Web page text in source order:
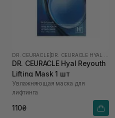
DR. CEURACLE
DR. CEURACLE Hyal Reyouth
Lifting Mask 1 шт
Увлажняющая маска для
лифтинга
110₴